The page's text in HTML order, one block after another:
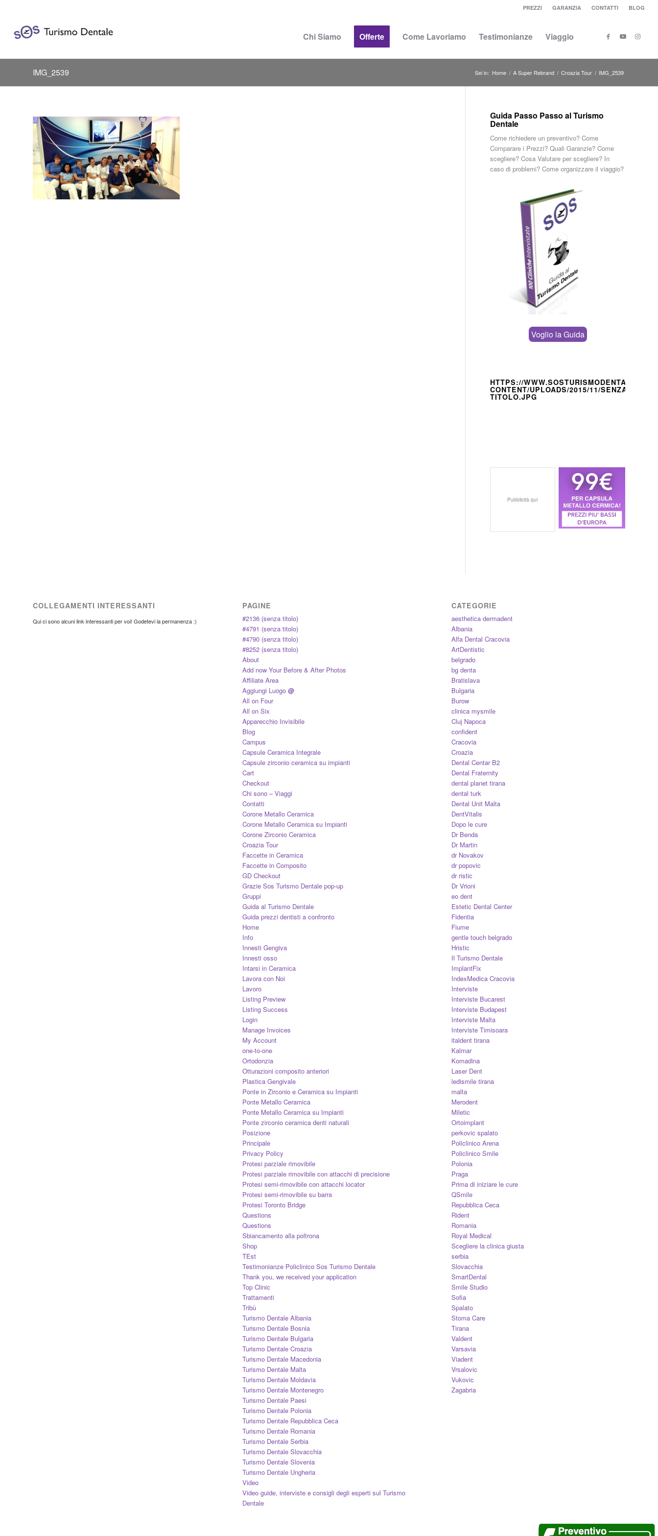
PREZZI GARANZIA CONTATTI BLOG
Chi Siamo Offerte Come Lavoriamo Testimonianze Viaggio
IMG_2539 Sei in: Home / A Super Rebrand / Croazia Tour / IMG_2539
Guida Passo Passo al Turismo
Dentale
Come richiedere un preventivo? Come
Comparare i Prezzi? Quali Garanzie? Come
scegliere? Cosa Valutare per scegliere? In
caso di problemi? Come organizzare il viaggio?
Voglio la Guida
HTTPS://WWW.SOSTURISMODENTALE.IT/
CONTENT/UPLOADS/2015/11/SENZA-
TITOLO.JPG
Pubblicità qui
COLLEGAMENTI INTERESSANTI
Qui ci sono alcuni link interessanti per voi! Godetevi la permanenza :)
PAGINE
#2136 (senza titolo)
#4791 (senza titolo)
#4790 (senza titolo)
#8252 (senza titolo)
About
Add now Your Before & After Photos
Affiliate Area
Aggiungi Luogo @
All on Four
All on Six
Apparecchio Invisibile
Blog
Campus
Capsule Ceramica Integrale
Capsule zirconio ceramica su impianti
Cart
Checkout
Chi sono – Viaggi
Contatti
Corone Metallo Ceramica
Corone Metallo Ceramica su Impianti
Corone Zirconio Ceramica
Croazia Tour
Faccette in Ceramica
Faccette in Composito
GD Checkout
Grazie Sos Turismo Dentale pop-up
Gruppi
Guida al Turismo Dentale
Guida prezzi dentisti a confronto
Home
Info
Innesti Gengiva
Innesti osso
Intarsi in Ceramica
Lavora con Noi
Lavoro
Listing Preview
Listing Success
Login
Manage Invoices
My Account
one-to-one
Ortodonzia
Otturazioni composito anteriori
Plastica Gengivale
Ponte in Zirconio e Ceramica su Impianti
Ponte Metallo Ceramica
Ponte Metallo Ceramica su Impianti
Ponte zirconio ceramica denti naturali
Posizione
Principale
Privacy Policy
Protesi parziale rimovibile
Protesi parziale rimovibile con attacchi di precisione
Protesi semi-rimovibile con attacchi locator
Protesi semi-rimovibile su barra
Protesi Toronto Bridge
Questions
Questions
Sbiancamento alla poltrona
Shop
TEst
Testimonianze Policlinico Sos Turismo Dentale
Thank you, we received your application
Top Clinic
Trattamenti
Tribù
Turismo Dentale Albania
Turismo Dentale Bosnia
Turismo Dentale Bulgaria
Turismo Dentale Croazia
Turismo Dentale Macedonia
Turismo Dentale Malta
Turismo Dentale Moldavia
Turismo Dentale Montenegro
Turismo Dentale Paesi
Turismo Dentale Polonia
Turismo Dentale Repubblica Ceca
Turismo Dentale Romania
Turismo Dentale Serbia
Turismo Dentale Slovacchia
Turismo Dentale Slovenia
Turismo Dentale Ungheria
Video
Video guide, interviste e consigli degli esperti sul Turismo
Dentale
CATEGORIE
aesthetica dermadent
Albania
Alfa Dental Cracovia
ArtDentistic
belgrado
bg denta
Bratislava
Bulgaria
Burow
clinica mysmile
Cluj Napoca
confident
Cracovia
Croazia
Dental Centar B2
Dental Fraternity
dental planet tirana
dental turk
Dental Unit Malta
DentVitalis
Dopo le cure
Dr Benda
Dr Martin
dr Novakov
dr popovic
dr ristic
Dr Vrioni
eo dent
Estetic Dental Center
Fidentia
Fiume
gentle touch belgrado
Hristic
Il Turismo Dentale
ImplantFix
IndexMedica Cracovia
Interviste
Interviste Bucarest
Interviste Budapest
Interviste Malta
Interviste Timisoara
italdent tirana
Kalmar
Komadina
Laser Dent
ledismile tirana
malta
Merodent
Miletic
Ortoimplant
perkovic spalato
Policlinico Arena
Policlinico Smile
Polonia
Praga
Prima di iniziare le cure
QSmile
Repubblica Ceca
Rident
Romania
Royal Medical
Scegliere la clinica giusta
serbia
Slovacchia
SmartDental
Smile Studio
Sofia
Spalato
Stoma Care
Tirana
Valdent
Varsavia
Viadent
Vrsalovic
Vukovic
Zagabria